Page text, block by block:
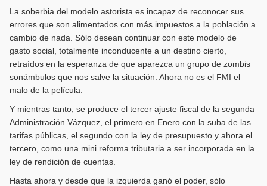
La soberbia del modelo astorista es incapaz de reconocer sus
errores que son alimentados con más impuestos a la población a
cambio de nada. Sólo desean continuar con este modelo de
gasto social, totalmente inconducente a un destino cierto,
retraídos en la esperanza de que aparezca un grupo de zombis
sonámbulos que nos salve la situación. Ahora no es el FMI el
malo de la película.
Y mientras tanto, se produce el tercer ajuste fiscal de la segunda
Administración Vázquez, el primero en Enero con la suba de las
tarifas públicas, el segundo con la ley de presupuesto y ahora el
tercero, como una mini reforma tributaria a ser incorporada en la
ley de rendición de cuentas.
Hasta ahora y desde que la izquierda ganó el poder, sólo